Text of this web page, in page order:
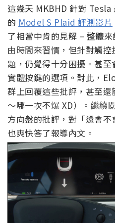
這幾天 MKBHD 針對
的 Model S Plaid 評測影片
了相當中肯的見解 – 整體
由時間來習慣，但針對觸
題，仍覺得十分困擾。甚
實體按鍵的選項。對此，
群上回覆這些批評，甚至
～哪一次不爆 XD）。繼續
方向盤的批評，對「還會不
也爽快答了報導內文。